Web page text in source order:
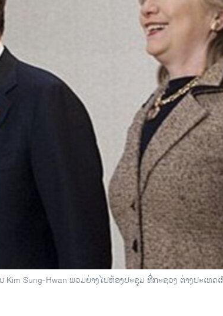
Kim Sung-Hwan ພວມຍ່າງໄປຫ້ອງປະຊຸມ ທີ່ກະຊວງ ຕ່າງປະເທ